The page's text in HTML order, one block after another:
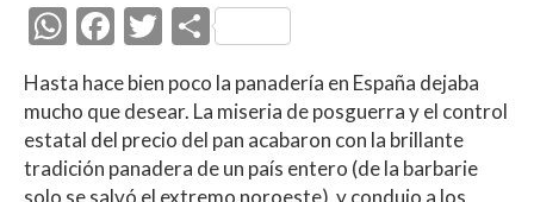
W
h
at
s
A
F
ac
e
b
o
T
itt
er
C
o
m
p
ar
Hasta hace bien poco la panadería en España dejaba
mucho que desear. La miseria de posguerra y el control
estatal del precio del pan acabaron con la brillante
tradición panadera de un país entero (de la barbarie
solo se salvó el extremo noroeste) y condujo a los